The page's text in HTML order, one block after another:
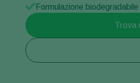
Formulazione
Trova